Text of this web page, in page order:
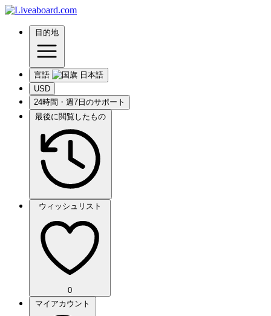
目的地
言語
USD
24時間・週7日のサポート
最後に閲覧したもの
ウィッシュリスト
0
マイアカウント